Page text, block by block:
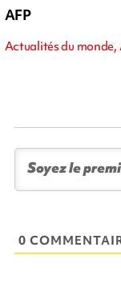
AFP
Actualités du monde,
0